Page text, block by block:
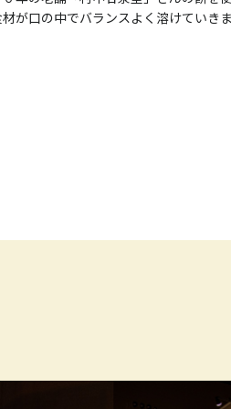
が口の中でバランスよく溶けていき